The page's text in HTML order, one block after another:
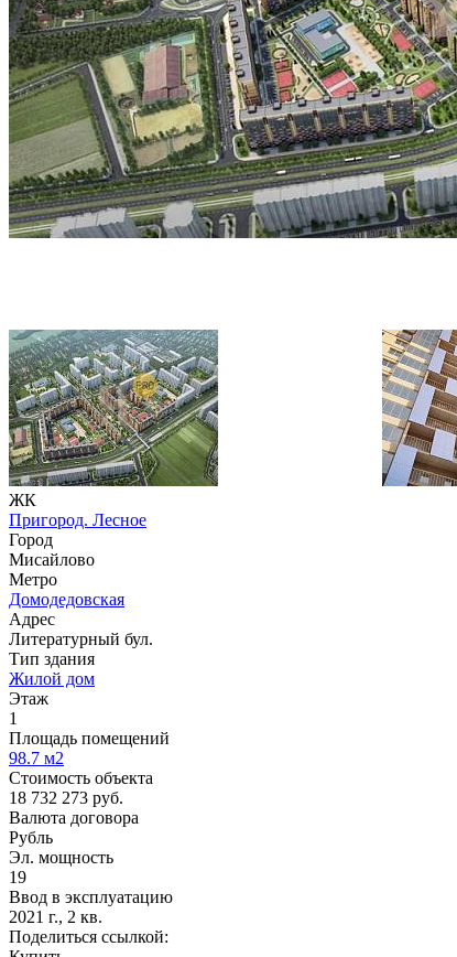
ЖК
Пригород. Лесное
Город
Мисайлово
Метро
Домодедовская
Адрес
Литературный бул.
Тип здания
Жилой дом
Этаж
1
Площадь помещений
98.7 м2
Стоимость объекта
18 732 273 руб.
Валюта договора
Рубль
Эл. мощность
19
Ввод в эксплуатацию
2021 г., 2 кв.
Поделиться ссылкой: